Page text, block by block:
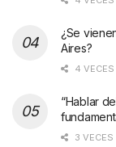
¿Se
Aires?
4 VECES
“Hablar
3 VECES